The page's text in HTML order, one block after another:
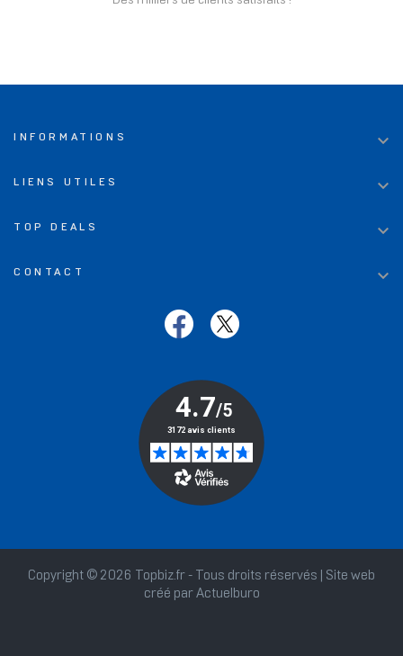
INFORMATIONS 
LIENS UTILES 
TOP DEALS 
CONTACT 
Copyright © 2026 Topbiz.fr - Tous droits réservés | Site web
créé par Actuelburo